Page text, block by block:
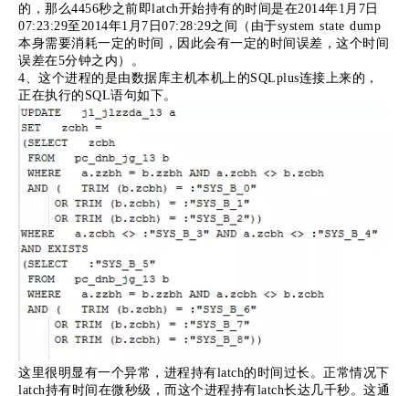
的，那么4456秒之前即latch开始持有的时间是在2014年1月7日
07:23:29至2014年1月7日07:28:29之间（由于system state dump
本身需要消耗一定的时间，因此会有一定的时间误差，这个时间
误差在5分钟之内）。
4、这个进程的是由数据库主机本机上的SQLplus连接上来的，
正在执行的SQL语句如下。
这里很明显有一个异常，进程持有latch的时间过长。正常情况下
latch持有时间在微秒级，而这个进程持有latch长达几千秒。这通